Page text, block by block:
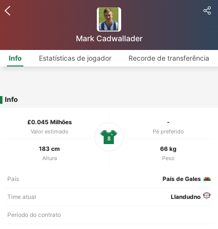
Mark Cadwallader
Info Estatísticas de jogador Recorde de transferência
Info
£0.045 Milhões
Valor estimado
-
Pé preferido
183 cm
Altura
66 kg
Peso
8
País País de Gales
Time atual Llandudno
Período do contrato